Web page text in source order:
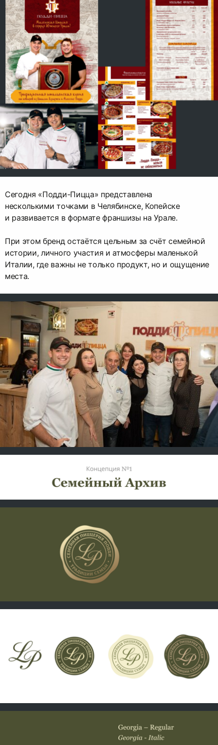
Сегодня «Подди-Пицца» представлена
несколькими точками в Челябинске, Копейске
и развивается в формате франшизы на Урале.
При этом бренд остаётся цельным за счёт семейной
истории, личного участия и атмосферы маленькой
Италии, где важны не только продукт, но и ощущение
места.